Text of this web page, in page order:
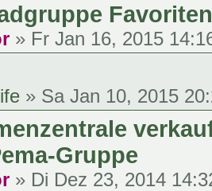
Favoriten
» Fr Jan 16, 2015
» Sa Jan 10, 2015
Gruppe
» Di Dez 23, 2014